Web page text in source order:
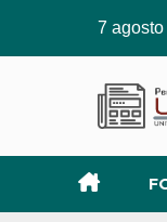
7